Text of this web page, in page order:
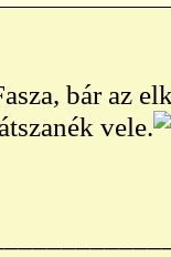
bár az
vele.